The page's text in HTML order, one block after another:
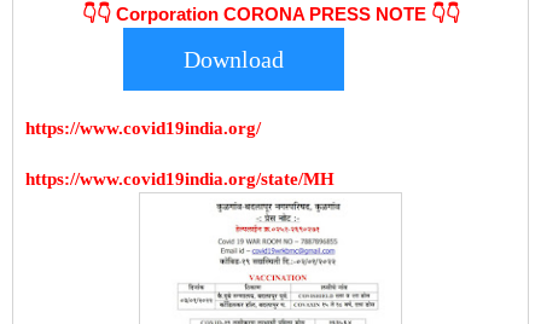
👇👇 Corporation CORONA PRESS NOTE 👇👇
Download
https://www.covid19india.org/
https://www.covid19india.org/state/MH